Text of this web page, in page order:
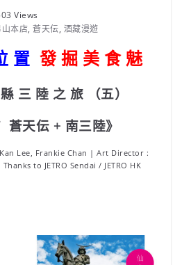
Views
山本店, 蒼天伝, 酒藏漫遊
置 發 掘 美 食 魅
三 陸 之 旅 （五）
蒼天伝 + 南三陸》
Lee, Frankie Chan | Art Director :
to JETRO Sendai / JETRO HK